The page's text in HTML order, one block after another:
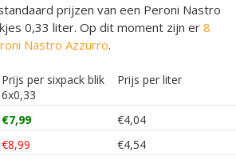
prijzen van een Peroni Nastro
0,33 liter. Op dit moment zijn er8
Nastro Azzurro.
Prijs per sixpack blik
6x0,33
Prijs per liter
€7,99
€4,04
€8,99 €4,54